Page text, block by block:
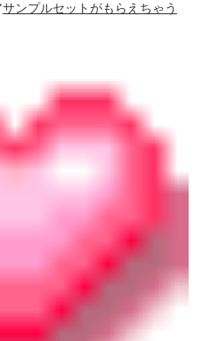
サンプルセットがもらえちゃう